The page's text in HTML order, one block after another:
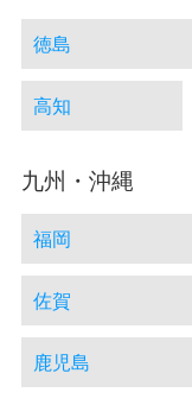
徳島
高知
九州・沖縄
福岡
佐賀
鹿児島